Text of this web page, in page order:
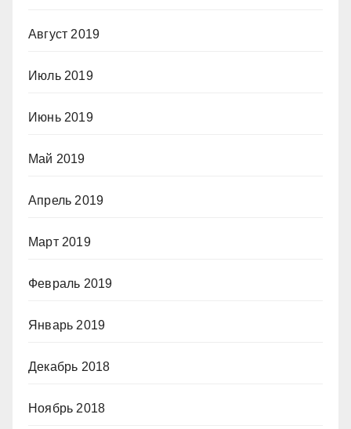
Август 2019
Июль 2019
Июнь 2019
Май 2019
Апрель 2019
Март 2019
Февраль 2019
Январь 2019
Декабрь 2018
Ноябрь 2018